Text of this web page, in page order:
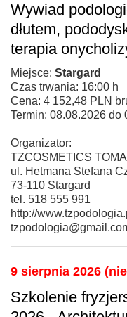
Wywiad
dłutem,
terapia
Miejsce: Stargard
Czas trwania: 16:00 h
Cena: 4 152,48 PLN
Termin: 08.08.2026 do
Organizator:
TZCOSMETICS
ul. Hetmana Stefana
73-110 Stargard
tel. 518 555 991
http://
9 sierpnia 2026
Szkolenie